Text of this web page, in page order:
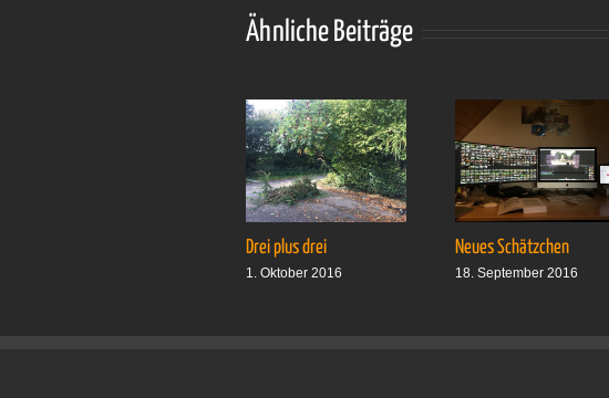
Ähnliche Beiträge
Drei plus drei
1. Oktober 2016
Neues Schätzchen
18. September 2016